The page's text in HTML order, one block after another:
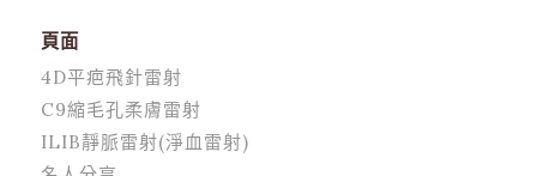
頁面
4D平疤飛針雷射
C9縮毛孔柔膚雷射
ILIB靜脈雷射(淨血雷射)